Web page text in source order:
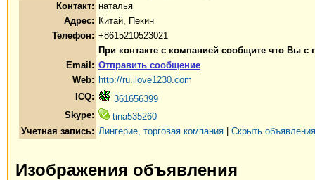
Контакт: наталья
Адрес: Китай, Пекин
Телефон: +8615210523021
При контакте с компанией сообщите что Вы с
Email: Отправить сообщение
Web: http://ru.ilove1230.com
ICQ:
361656399
Skype:
tina535260
Учетная запись: Лингерие, торговая компания Скрыть
Изображения объявления